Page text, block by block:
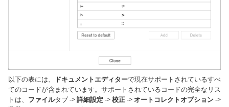
以下の表には、 ドキュメントエディターで現在サポートされているすべ
てのコードが含まれています。サポートされているコードの完全なリス
トは、 ファイルタブ ->詳細設定 ->校正->オートコレクトオプション->